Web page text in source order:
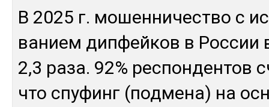
В 2025 г. мо­шен­ни­чес­тво с
ванием дип­фей­ков в Рос­сии
2,3 ра­за. 92% рес­пон­ден­тов
что спу­финг (под­ме­на) на